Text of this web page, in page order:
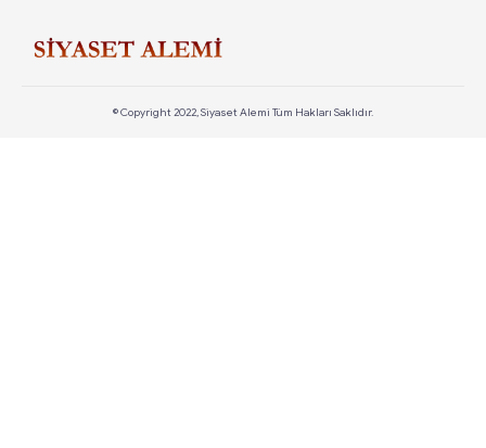
© Copyright 2022, Siyaset Alemi Tüm Hakları Saklıdır.